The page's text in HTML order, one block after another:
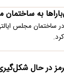
به
ساختمان مجلس
در حال